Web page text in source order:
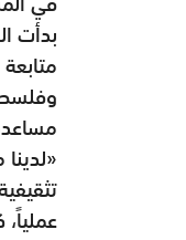
بدأت